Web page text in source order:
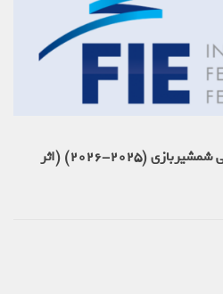
قوانین تکنیکی فدراسیون جهانی شمشیربازی (2025-2026) (اثر